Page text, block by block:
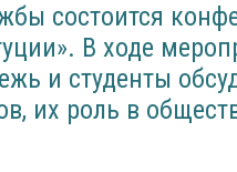
состоится
В ходе
и студенты
их роль в